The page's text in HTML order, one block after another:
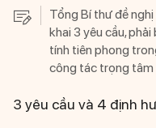
Tổng Bí thư đề
khai 3 yêu cầu,
tính tiên phong
công tác trọng tâm
3 yêu cầu và 4 định